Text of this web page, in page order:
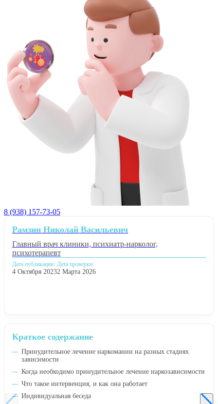
8 (938) 157-73-05
Краткое содержание
Принудительное лечение наркомании на разных стадиях
зависимости
Когда необходимо принудительное лечение наркозависимости
Что такое интервенция, и как она работает
Индивидуальная беседа
Рамзин Николай Васильевич
Главный врач клиники, психиатр-нарколог,
психотерапевт
Дата публикации:
4 Октября 2023
Дата проверки:
2 Марта 2026